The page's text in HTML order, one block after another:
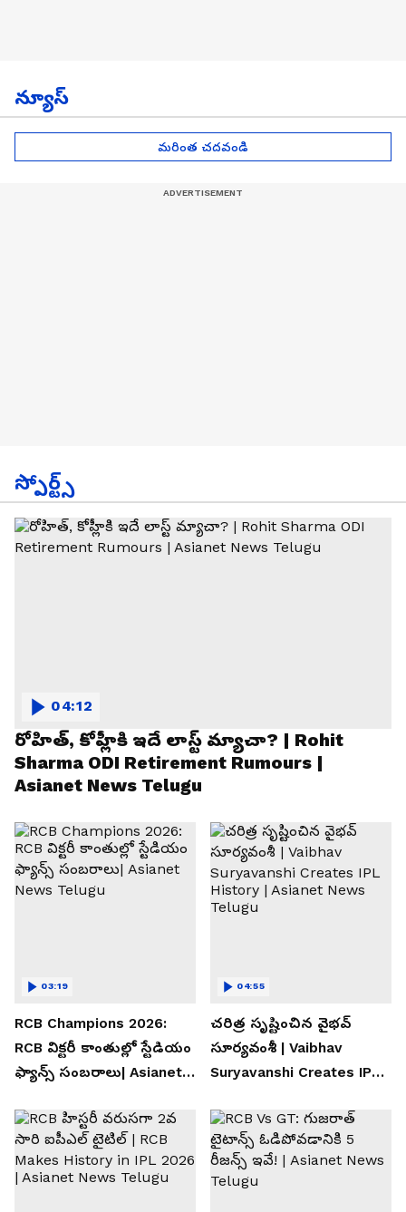
న్యూస్
మరింత చదవండి
స్పోర్ట్స్
రోహిత్, కోహ్లీకి ఇదే లాస్ట్ మ్యాచా? | Rohit
Sharma ODI Retirement Rumours |
Asianet News Telugu
04:12
RCB Champions 2026:
RCB విక్టరీ కాంతుల్లో స్టేడియం
ఫ్యాన్స్ సంబరాలు| Asianet
03:19
చరిత్ర సృష్టించిన వైభవ్
సూర్యవంశీ | Vaibhav
Suryavanshi Creates IPL
Telugu
04:55